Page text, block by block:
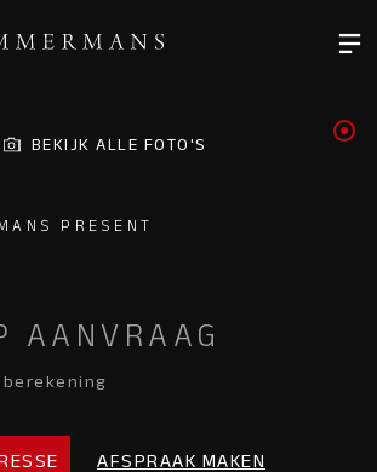
BEKIJK ALLE FOTO'S
PRESENT
AANVRAAG
berekening
AFSPRAAK MAKEN